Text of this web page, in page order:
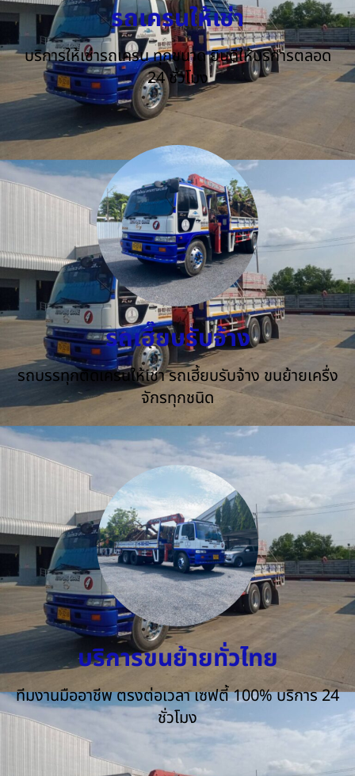
รถเครนให้เช่า
บริการให้เช่ารถเครน ทุกขนาด ยินดีให้บริการตลอด
24 ชั่วโมง
รถเฮี๊ยบรับจ้าง
รถบรรทุกติดเครนให้เช่า รถเฮี้ยบรับจ้าง ขนย้ายเครื่ง
จักรทุกชนิด
บริการขนย้ายทั่วไทย
ทีมงานมืออาชีพ ตรงต่อเวลา เซฟตี้ 100% บริการ 24
ชั่วโมง